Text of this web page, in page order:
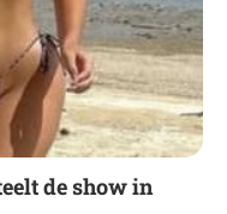
de show in